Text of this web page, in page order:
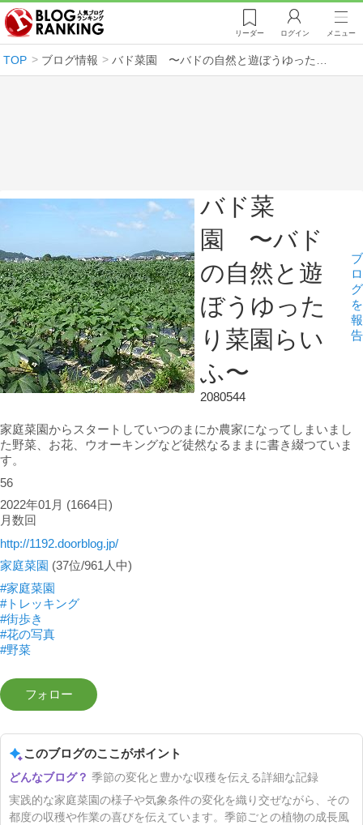
リーダー ログイン メニュー
TOP ブログ情報 バド菜園 〜バドの自然と遊ぼうゆったり菜園らいふ〜
バド菜
園 〜バド
の自然と遊
ぼうゆった
り菜園らい
ふ〜
2080544
ブ
ロ
グ
を
報
告
家庭菜園からスタートしていつのまにか農家になってしまいまし
た野菜、お花、ウオーキングなど徒然なるままに書き綴つていま
す。
56
2022年01月 (1664日)
月数回
http://1192.doorblog.jp/
家庭菜園 (37位/961人中)
#家庭菜園
#トレッキング
#街歩き
#花の写真
#野菜
このブログのここがポイント
季節の変化と豊かな収穫を伝える詳細な記録
実践的な家庭菜園の様子や気象条件の変化を織り交ぜながら、その
都度の収穫や作業の喜びを伝えています。季節ごとの植物の成長風